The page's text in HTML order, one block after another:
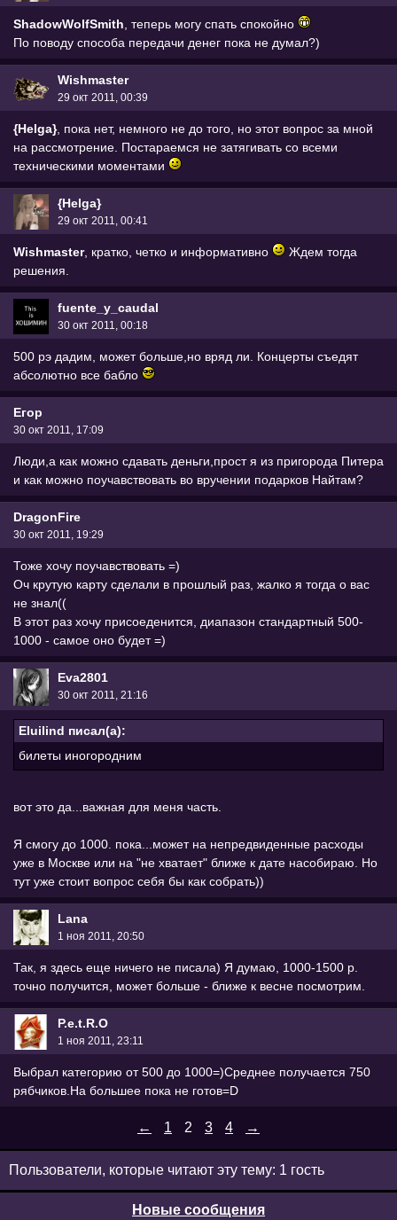
ShadowWolfSmith , теперь могу спать спокойно
По поводу способа передачи денег пока не думал?)
Wishmaster
29 окт 2011, 00:39
{Helga}, пока нет, немного не до того, но этот вопрос за мной
на рассмотрение. Постараемся не затягивать со всеми
техническими моментами
{Helga}
29 окт 2011, 00:41
Wishmaster, кратко, четко и информативно
Ждем тогда
решения.
fuente_y_caudal
30 окт 2011, 00:18
500 рэ дадим, может больше,но вряд ли. Концерты съедят
абсолютно все бабло
Егор
30 окт 2011, 17:09
Люди,а как можно сдавать деньги,прост я из пригорода Питера
и как можно поучавствовать во вручении подарков Найтам?
DragonFire
30 окт 2011, 19:29
Тоже хочу поучавствовать =)
Оч крутую карту сделали в прошлый раз, жалко я тогда о вас
не знал((
В этот раз хочу присоеденится, диапазон стандартный 500-
1000 - самое оно будет =)
Eva2801
30 окт 2011, 21:16
Eluilind писал(а):
билеты иногородним
вот это да...важная для меня часть.
Я смогу до 1000. пока...может на непредвиденные расходы
уже в Москве или на "не хватает" ближе к дате насобираю. Но
тут уже стоит вопрос себя бы как собрать))
Lana
1 ноя 2011, 20:50
Так, я здесь еще ничего не писала) Я думаю, 1000-1500 р.
точно получится, может больше - ближе к весне посмотрим.
P.e.t.R.O
1 ноя 2011, 23:11
Выбрал категорию от 500 до 1000=)Среднее получается 750
рябчиков.На большее пока не готов=D
← 1 2 3 4 →
Пользователи, которые читают эту тему: 1 гость
Новые сообщения